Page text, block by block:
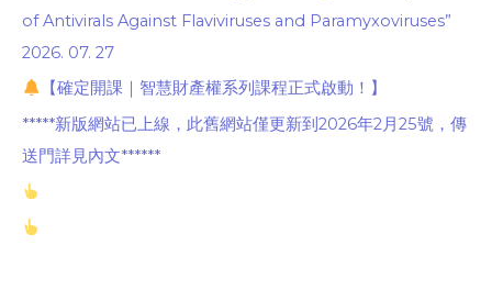
of Antivirals Against Flaviviruses and Paramyxoviruses”
2026. 07. 27
【確定開課｜智慧財產權系列課程正式啟動！】
*****新版網站已上線，此舊網站僅更新到2026年2月25號，傳
送門詳見內文******